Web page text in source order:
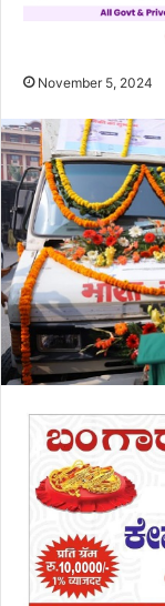
November 5, 2024